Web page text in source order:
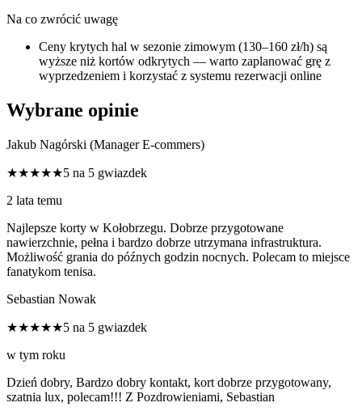
Na co zwrócić uwagę
Ceny krytych hal w sezonie zimowym (130–160 zł/h) są
wyższe niż kortów odkrytych — warto zaplanować grę z
wyprzedzeniem i korzystać z systemu rezerwacji online
Wybrane opinie
Jakub Nagórski (Manager E-commers)
★★★★★5 na 5 gwiazdek
2 lata temu
Najlepsze korty w Kołobrzegu. Dobrze przygotowane
nawierzchnie, pełna i bardzo dobrze utrzymana infrastruktura.
Możliwość grania do późnych godzin nocnych. Polecam to miejsce
fanatykom tenisa.
Sebastian Nowak
★★★★★5 na 5 gwiazdek
w tym roku
Dzień dobry, Bardzo dobry kontakt, kort dobrze przygotowany,
szatnia lux, polecam!!! Z Pozdrowieniami, Sebastian